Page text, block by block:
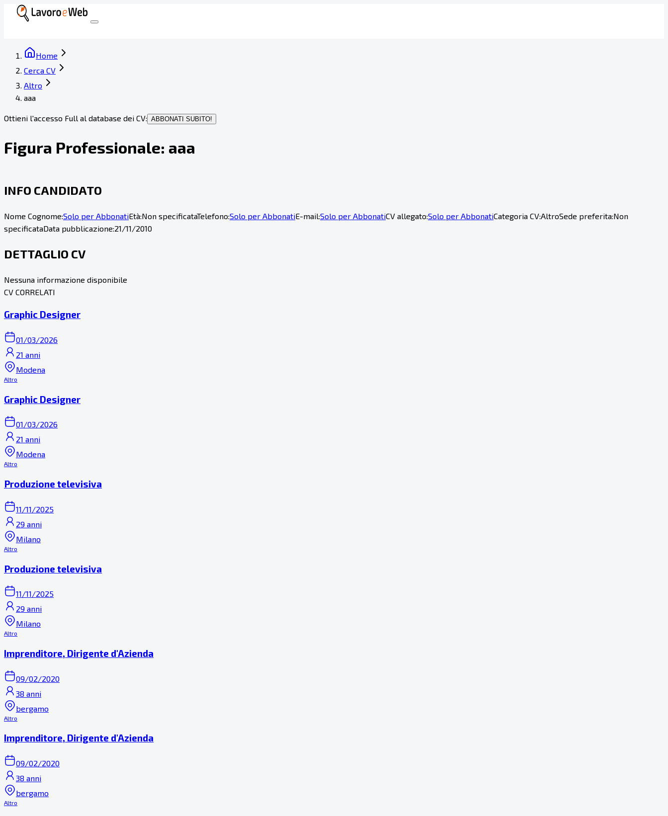
Home
Cerca CV
Altro
aaa
Ottieni l'accesso Full al database dei CV: ABBONATI SUBITO!
Figura Professionale: aaa
INFO CANDIDATO
Nome Cognome:Solo per AbbonatiEtà:Non specificataTelefono:Solo per AbbonatiE-mail:Solo per AbbonatiCV allegato:Solo per AbbonatiCategoria CV:AltroSede preferita:Non
specificataData pubblicazione:21/11/2010
DETTAGLIO CV
Nessuna informazione disponibile
CV CORRELATI
Graphic Designer
01/03/2026
21 anni
Modena
Altro
Graphic Designer
01/03/2026
21 anni
Modena
Altro
Produzione televisiva
11/11/2025
29 anni
Milano
Altro
Produzione televisiva
11/11/2025
29 anni
Milano
Altro
Imprenditore, Dirigente d'Azienda
09/02/2020
38 anni
bergamo
Altro
Imprenditore, Dirigente d'Azienda
09/02/2020
38 anni
bergamo
Altro